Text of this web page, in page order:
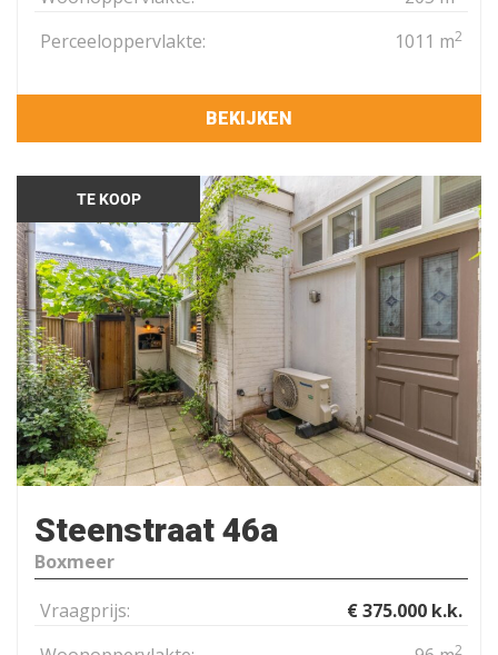
Perceeloppervlakte: 1011 m2
BEKIJKEN
TE KOOP
Steenstraat 46a
Boxmeer
Vraagprijs:
€ 375.000 k.k.
2